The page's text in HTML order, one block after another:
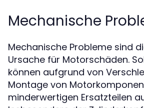
Mechanische
Mechanische Probleme sind
Ursache für Motorschäden.
können aufgrund von
Montage von
minderwertigen Ersatzteilen